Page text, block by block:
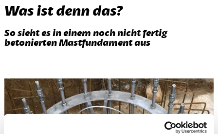
Was ist denn das?
So sieht es in einem noch nicht fertig
betonierten Mastfundament aus